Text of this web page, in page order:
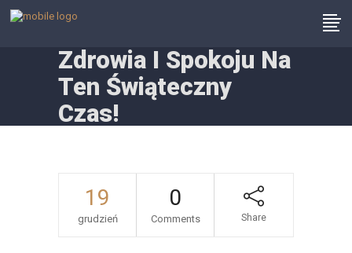
Zdrowia I Spokoju Na
Ten Świąteczny
Czas!
19
grudzień
0
Comments Share